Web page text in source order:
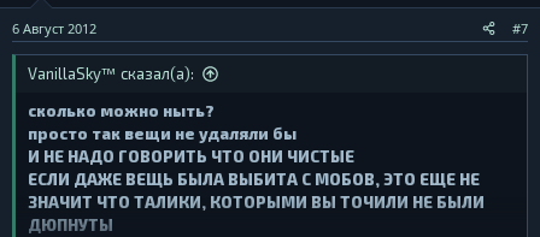
6 Август 2012 #7
VanillaSky™ сказал(а):
сколько можно ныть?
просто так вещи не удаляли бы
И НЕ НАДО ГОВОРИТЬ ЧТО ОНИ ЧИСТЫЕ
ЕСЛИ ДАЖЕ ВЕЩЬ БЫЛА ВЫБИТА С МОБОВ, ЭТО ЕЩЕ НЕ
ЗНАЧИТ ЧТО ТАЛИКИ, КОТОРЫМИ ВЫ ТОЧИЛИ НЕ БЫЛИ
ДЮПНУТЫ